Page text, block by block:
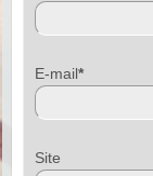
E-mail*